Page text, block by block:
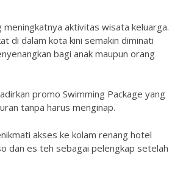
aktivitas wisata keluarga.
di dalam kota kini semakin diminati
bagi anak maupun orang
promo Swimming Package yang
tanpa harus menginap.
akses ke kolam renang hotel
dan es teh sebagai pelengkap setelah